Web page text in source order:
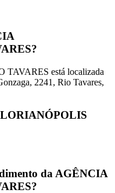
está localizada
2241, Rio Tavares,
da AGÊNCIA